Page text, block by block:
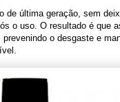
de última geração, sem
o uso. O resultado é que
o desgaste e